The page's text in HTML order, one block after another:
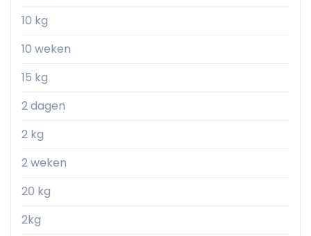
10 kg
10 weken
15 kg
2 dagen
2 kg
2 weken
20 kg
2kg